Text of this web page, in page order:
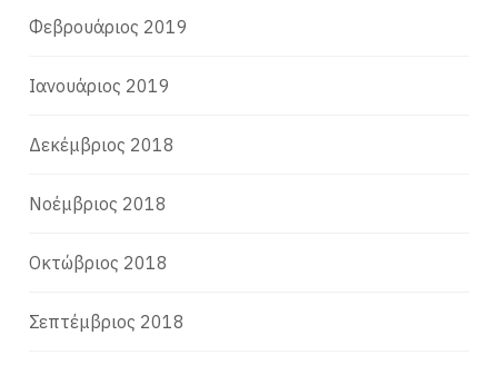
Φεβρουάριος 2019
Ιανουάριος 2019
Δεκέμβριος 2018
Νοέμβριος 2018
Οκτώβριος 2018
Σεπτέμβριος 2018